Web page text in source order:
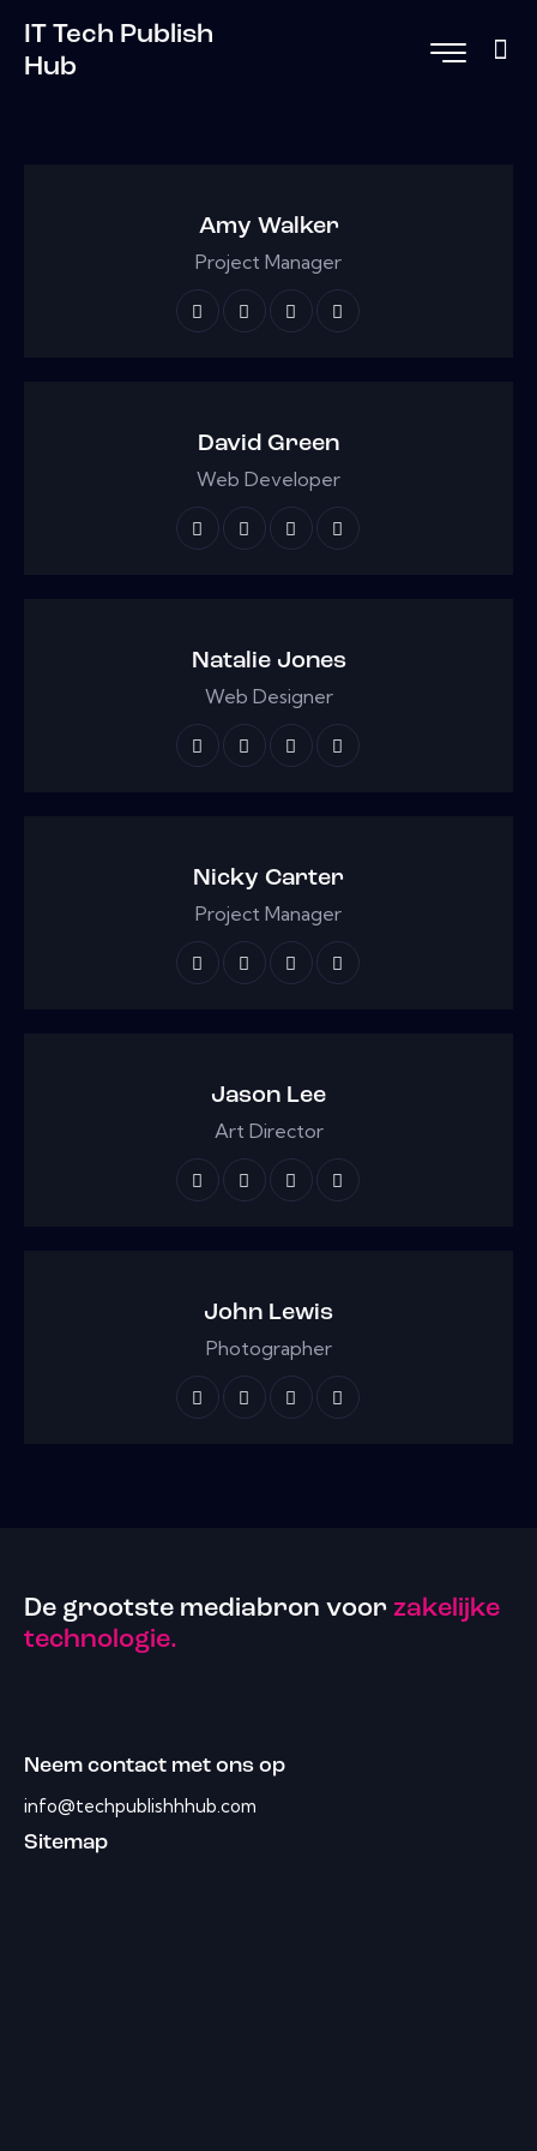
IT Tech Publish
Hub
Amy Walker
Project Manager
David Green
Web Developer
Natalie Jones
Web Designer
Nicky Carter
Project Manager
Jason Lee
Art Director
John Lewis
Photographer
De grootste mediabron voor zakelijke
technologie.
Neem contact met ons op
info@techpublishhhub.com
Sitemap